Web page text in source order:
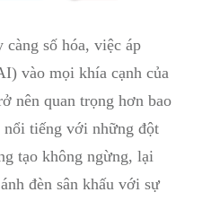
số hóa, việc áp
vào mọi khía cạnh của
nên quan trọng hơn bao
tiếng với những đột
tạo không ngừng, lại
đèn sân khấu với sự